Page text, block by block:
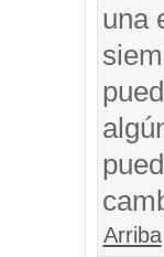
una
Arriba